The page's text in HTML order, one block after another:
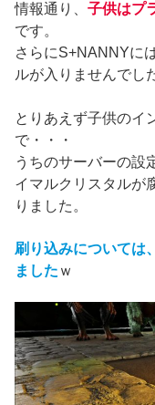
情報通り、 子供はプ
です。
さらにS+NANNYに
ルが入りませんでし
とりあえず子供のイ
で・・・
うちのサーバーの設
イマルクリスタルが
りました。
刷り込みについては
ました ｗ